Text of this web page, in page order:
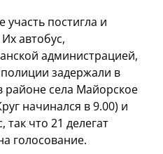
участь постигла и
автобус,
администрацией,
задержали в
районе села Майорское
начинался в 9.00) и
что 21 делегат
голосование.